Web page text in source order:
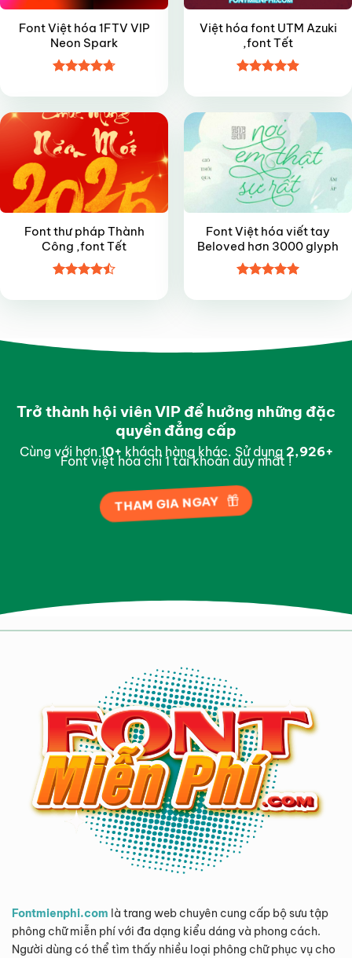
Font Việt hóa 1FTV VIP
Neon Spark
hạng4.75
Việt hóa font UTM Azuki
,font Tết
hạng4.95
Font thư pháp Thành
Công ,font Tết
hạng4.5
Font Việt hóa viết tay
Beloved hơn 3000 glyph
hạng55
Trở thành hội viên VIP để hưởng những đặc
quyền đẳng cấp
Cùng với hơn 10+ khách hàng khác. Sử dụng 2,996+
Font việt hóa chỉ 1 tài khoản duy nhất !
THAM GIA NGAY
Fontmienphi.com là trang web chuyên cung cấp bộ sưu tập
phông chữ miễn phí với đa dạng kiểu dáng và phong cách.
Người dùng có thể tìm thấy nhiều loại phông chữ phục vụ cho